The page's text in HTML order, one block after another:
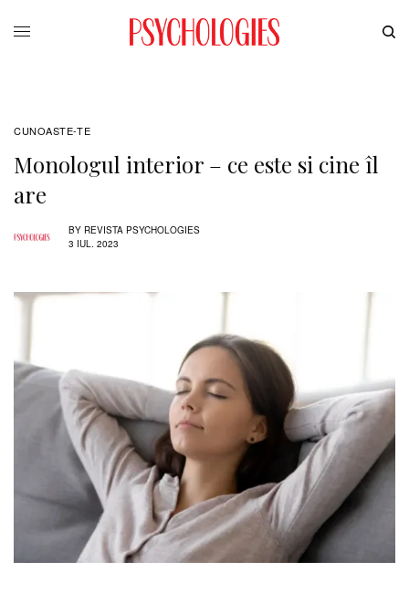
CUNOASTE-TE
Monologul interior – ce este si cine îl
are
BY REVISTA PSYCHOLOGIES
3 IUL. 2023